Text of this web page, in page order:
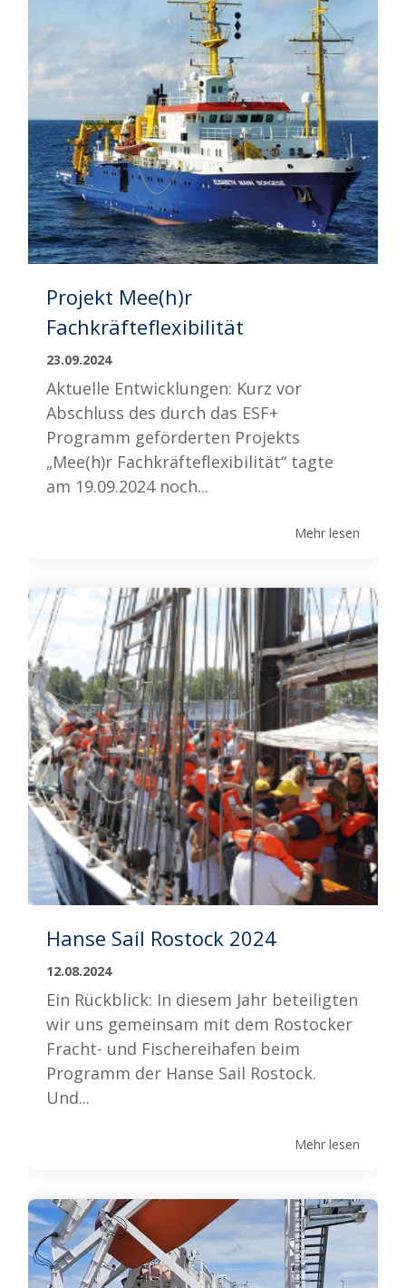
Projekt Mee(h)r
Fachkräfteflexibilität
23.09.2024
Aktuelle Entwicklungen: Kurz vor
Abschluss des durch das ESF+
Programm geförderten Projekts
„Mee(h)r Fachkräfteflexibilität“ tagte
am 19.09.2024 noch...
Mehr lesen
Hanse Sail Rostock 2024
12.08.2024
Ein Rückblick: In diesem Jahr beteiligten
wir uns gemeinsam mit dem Rostocker
Fracht- und Fischereihafen beim
Programm der Hanse Sail Rostock.
Und...
Mehr lesen